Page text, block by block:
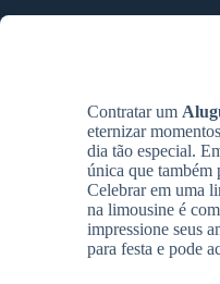
Contratar um
eternizar
dia tão especial.
única que também
Celebrar em uma
na limousine é
impressione seus
para festa e pode